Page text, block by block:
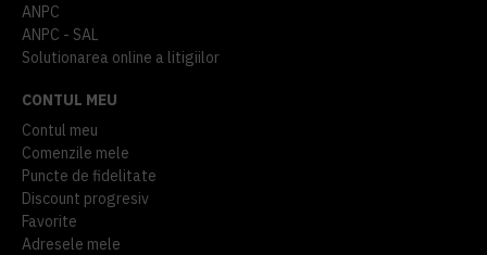
ANPC
ANPC - SAL
Solutionarea online a litigiilor
CONTUL MEU
Contul meu
Comenzile mele
Puncte de fidelitate
Discount progresiv
Favorite
Adresele mele